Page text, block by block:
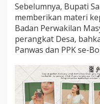
Sebelumnya, Bupati
memberikan materi
Badan Perwakilan
perangkat Desa,
Panwas dan PPK se-